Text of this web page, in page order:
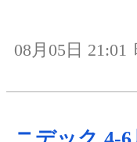
08月05日 21:01